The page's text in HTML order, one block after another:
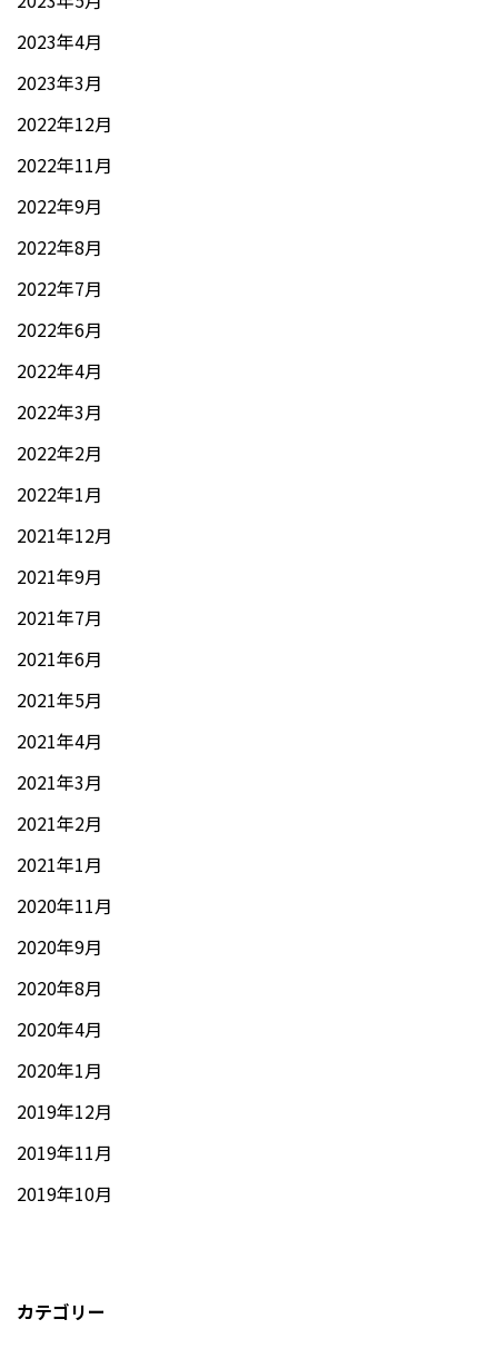
2023年4月
2023年3月
2022年12月
2022年11月
2022年9月
2022年8月
2022年7月
2022年6月
2022年4月
2022年3月
2022年2月
2022年1月
2021年12月
2021年9月
2021年7月
2021年6月
2021年5月
2021年4月
2021年3月
2021年2月
2021年1月
2020年11月
2020年9月
2020年8月
2020年4月
2020年1月
2019年12月
2019年11月
2019年10月
カテゴリー